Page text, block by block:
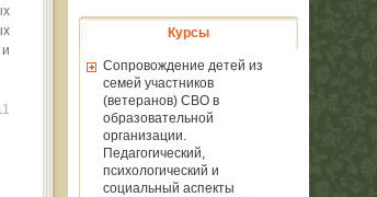
Курсы
Сопровождение детей из
семей участников
(ветеранов) СВО в
образовательной
организации.
Педагогический,
психологический и
социальный аспекты